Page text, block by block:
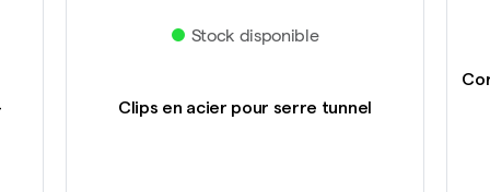
Stock disponible
Clips en acier pour serre tunnel